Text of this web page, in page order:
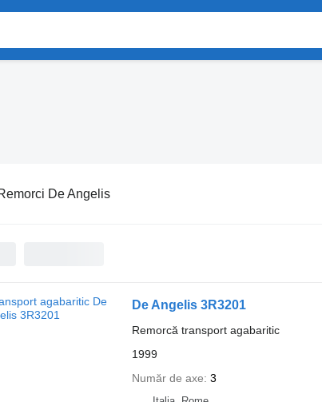
De Angelis
De Angelis 3R3201
Remorcă transport agabaritic
1999
Număr de axe 3